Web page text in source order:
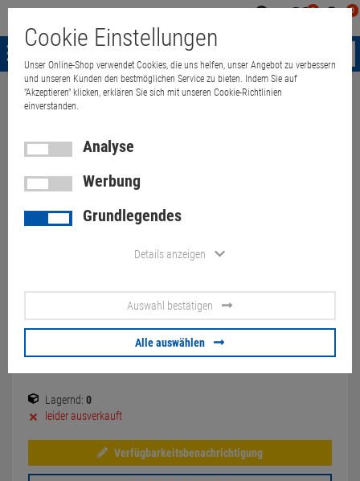
0 0
Menü
Weiter einkaufen
Apple iMac DVDRW Superdrive
A1311 A1312 Sony AD-5690H
DVD Brenner Slimline SATA
16,90 €
Lagernd: 0
leider ausverkauft
Verfügbarkeitsbenachrichtigung
Cookie Einstellungen
Unser Online-Shop verwendet Cookies, die uns helfen, unser Angebot zu verbessern
und unseren Kunden den bestmöglichen Service zu bieten. Indem Sie auf
"Akzeptieren" klicken, erklären Sie sich mit unseren Cookie-Richtlinien
einverstanden.
Analyse
Werbung
Grundlegendes
Details anzeigen
Auswahl bestätigen
Alle auswählen